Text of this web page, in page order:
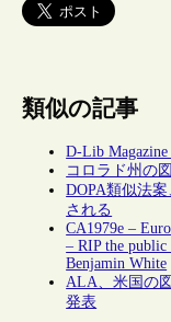
類似の記事
D-Lib Magazine
コロラド州の
DOPA類似法
される
CA1979e –
– RIP the
Benjamin White
ALA、米国の
発表